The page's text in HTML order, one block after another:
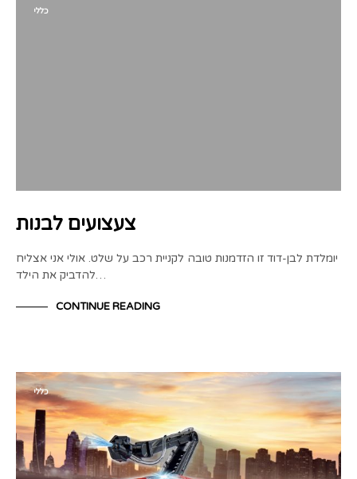
כללי
צעצועים לבנות
יומלדת לבן-דוד זו הזדמנות טובה לקניית רכב על שלט. אולי אני אצליח
להדביק את הילד…
CONTINUE READING
כללי